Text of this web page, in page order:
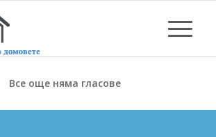
Все още няма гласове